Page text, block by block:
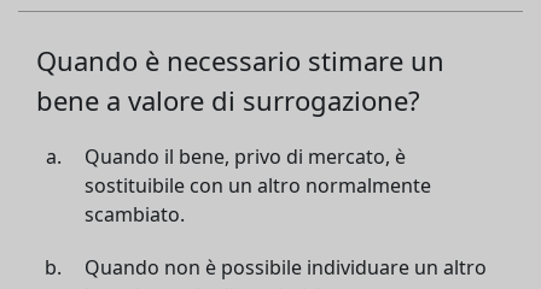
Quando è necessario stimare un
bene a valore di surrogazione?
Quando il bene, privo di mercato, è
sostituibile con un altro normalmente
scambiato.
Quando non è possibile individuare un altro